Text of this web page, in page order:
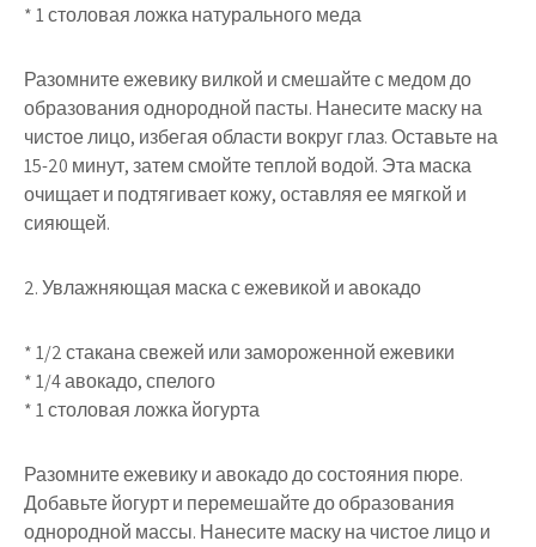
* 1 столовая ложка натурального меда
Разомните ежевику вилкой и смешайте с медом до
образования однородной пасты. Нанесите маску на
чистое лицо, избегая области вокруг глаз. Оставьте на
15-20 минут, затем смойте теплой водой. Эта маска
очищает и подтягивает кожу, оставляя ее мягкой и
сияющей.
2. Увлажняющая маска с ежевикой и авокадо
* 1/2 стакана свежей или замороженной ежевики
* 1/4 авокадо, спелого
* 1 столовая ложка йогурта
Разомните ежевику и авокадо до состояния пюре.
Добавьте йогурт и перемешайте до образования
однородной массы. Нанесите маску на чистое лицо и